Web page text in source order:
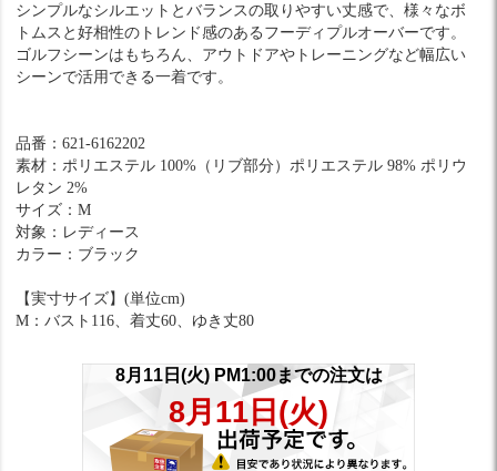
シンプルなシルエットとバランスの取りやすい丈感で、様々なボ
トムスと好相性のトレンド感のあるフーディプルオーバーです。
ゴルフシーンはもちろん、アウトドアやトレーニングなど幅広い
シーンで活用できる一着です。
品番：621-6162202
素材：ポリエステル 100%（リブ部分）ポリエステル 98% ポリウ
レタン 2%
サイズ：M
対象：レディース
カラー：ブラック
【実寸サイズ】(単位cm)
M：バスト116、着丈60、ゆき丈80